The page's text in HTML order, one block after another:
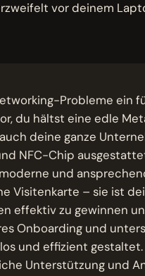
vor deinem
Probleme ein
du hältst eine edle
deine ganze
NFC-Chip
und
Visitenkarte – sie ist
effektiv zu gewinnen
Onboarding und
und effizient
Unterstützung und